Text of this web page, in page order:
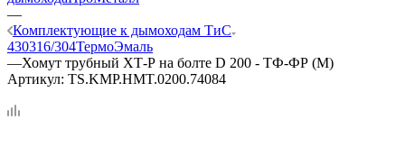
—
Комплектующие к дымоходам ТиС
430316/304ТермоЭмаль
—Хомут трубный ХТ-Р на болте D 200 - ТФ-ФР (М)
Артикул: TS.KMP.HMT.0200.74084